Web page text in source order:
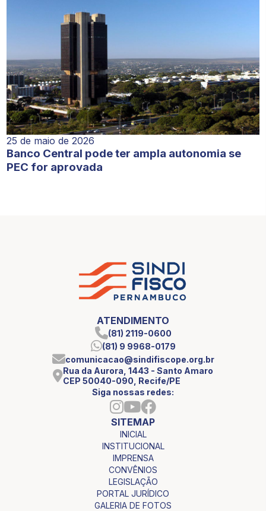
25 de maio de 2026
Banco Central pode ter ampla autonomia se
PEC for aprovada
ATENDIMENTO
(81) 2119-0600
(81) 9 9968-0179
comunicacao@sindifiscope.org.br
Rua da Aurora, 1443 - Santo Amaro
CEP 50040-090, Recife/PE
Siga nossas redes:
SITEMAP
INICIAL
INSTITUCIONAL
IMPRENSA
CONVÊNIOS
LEGISLAÇÃO
PORTAL JURÍDICO
GALERIA DE FOTOS